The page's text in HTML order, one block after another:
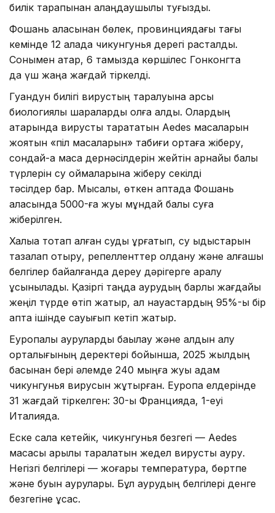
билік тарапынан алаңдаушылық туғызды.
Фошань қаласынан бөлек, провинциядағы тағы
кемінде 12 қалада чикунгунья дерегі расталды.
Сонымен қатар, 6 тамызда көршілес Гонконгта
да үш жаңа жағдай тіркелді.
Гуандун билігі вирустың таралуына қарсы
биологиялық шараларды қолға алды. Олардың
қатарында вирусты тарататын Aedes масаларын
жоятын «піл масаларын» табиғи ортаға жіберу,
сондай-ақ маса дернәсілдерін жейтін арнайы балық
түрлерін су қоймаларына жіберу секілді
тәсілдер бар. Мысалы, өткен аптада Фошань
қаласында 5000-ға жуық мұндай балық суға
жіберілген.
Халыққа тоқтап қалған суды құрғатып, су ыдыстарын
тазалап отыру, репелленттер қолдану және алғашқы
белгілер байқалғанда дереу дәрігерге қаралу
ұсынылады. Қазіргі таңда аурудың барлық жағдайы
жеңіл түрде өтіп жатыр, ал науқастардың 95%-ы бір
апта ішінде сауығып кетіп жатыр.
Еуропалық ауруларды бақылау және алдын алу
орталығының деректері бойынша, 2025 жылдың
басынан бері әлемде 240 мыңға жуық адам
чикунгунья вирусын жұқтырған. Еуропа елдерінде
31 жағдай тіркелген: 30-ы Францияда, 1-еуі
Италияда.
Еске сала кетейік, чикунгунья безгегі — Aedes
масасы арқылы таралатын жедел вирустық ауру.
Негізгі белгілері — жоғары температура, бөртпе
және буын аурулары. Бұл аурудың белгілері денге
безгегіне ұқсас.